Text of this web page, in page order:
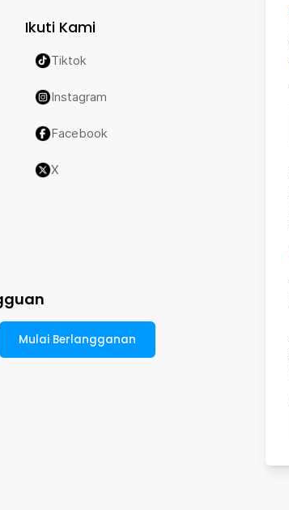
Ikuti Kami
Tiktok
Instagram
Facebook
X
Mulai Berlangganan